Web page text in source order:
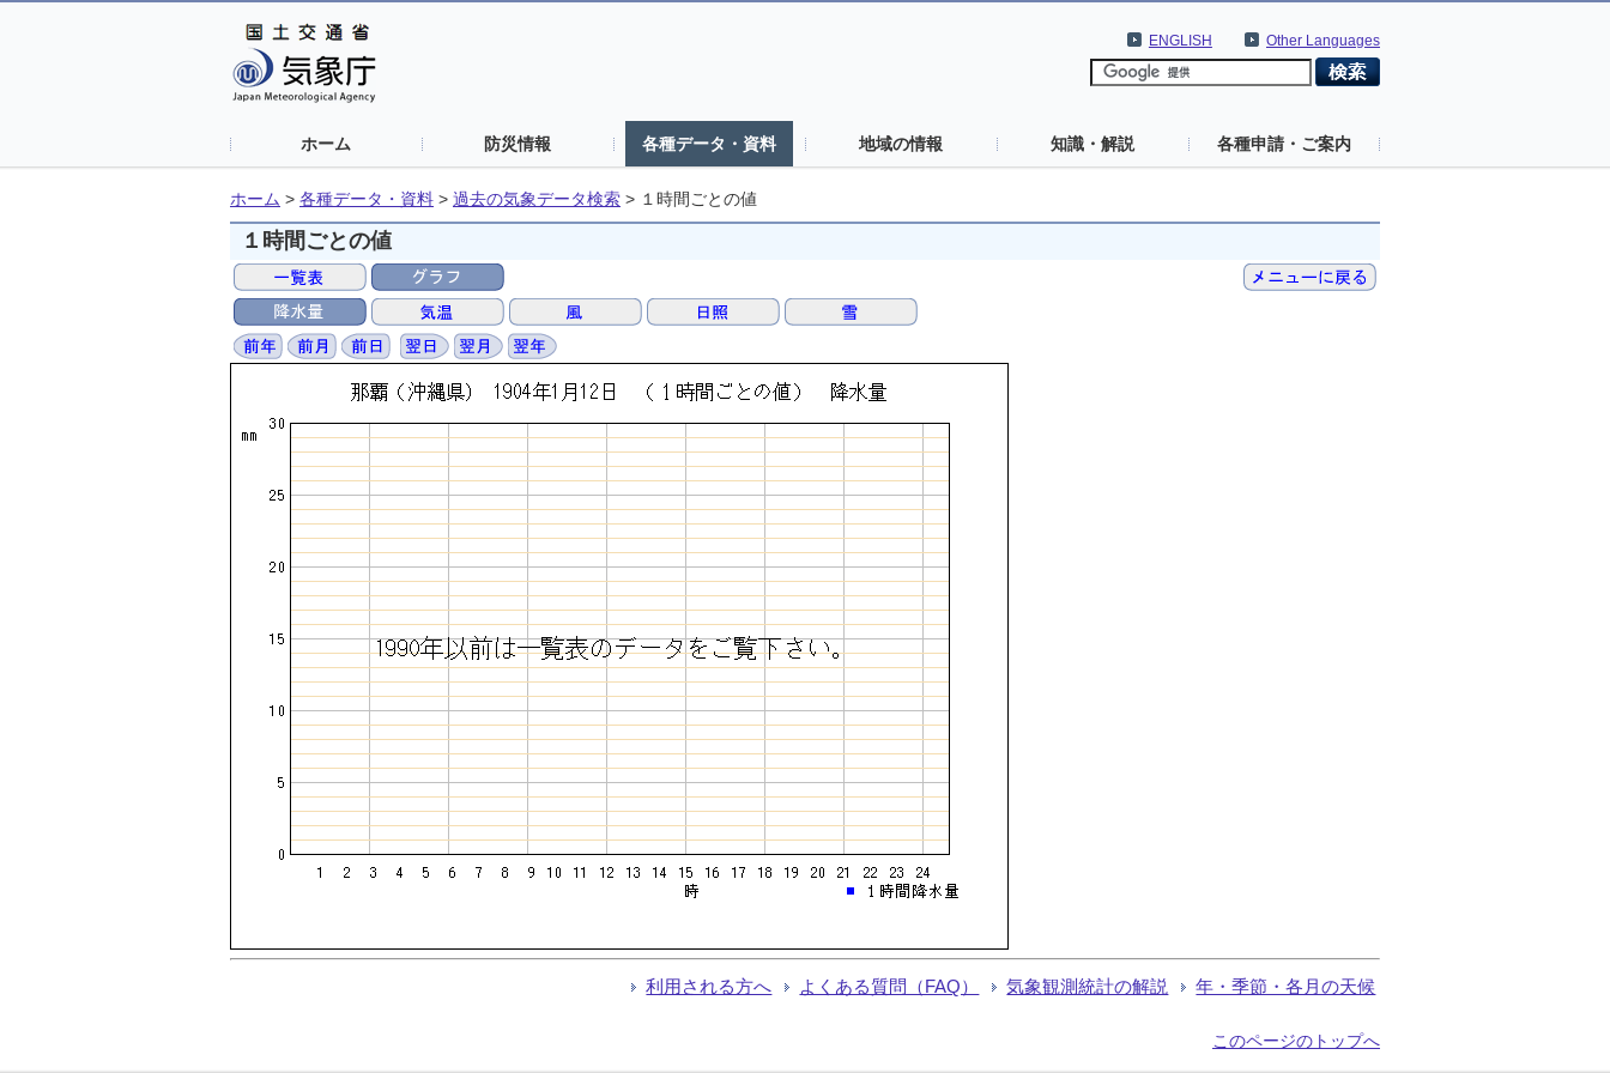
Other Languages
ENGLISH
ホーム 防災情報 各種データ・資料 地域の情報 知識・解説 各種申請・ご案内
ホーム > 各種データ・資料 > 過去の気象データ検索 > １時間ごとの値
１時間ごとの値
利用される方へ よくある質問（FAQ） 気象観測統計の解説 年・季節・各月の天候
このページのトップへ